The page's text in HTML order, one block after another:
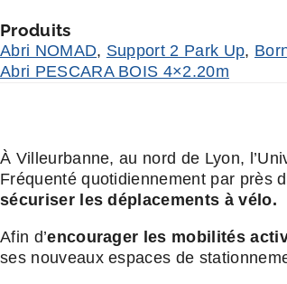
Produits
Abri NOMAD, Support 2 Park Up,
Abri PESCARA BOIS 4×2.20m
À Villeurbanne, au nord de Lyon,
Fréquenté quotidiennement par près
sécuriser les déplacements à vélo.
Afin d’encourager les mobilités
ses nouveaux espaces de